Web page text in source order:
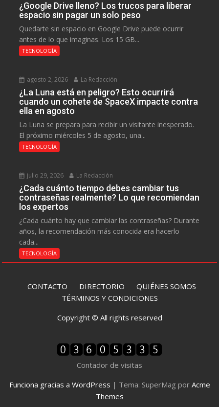
¿Google Drive lleno? Los trucos para liberar
espacio sin pagar un solo peso
Quedarte sin espacio en Google Drive puede ocurrir
antes de lo que imaginas. Los 15 GB...
TECNOLOGÍA
agosto 2, 2026 La Redacción
¿La Luna está en peligro? Esto ocurrirá
cuando un cohete de SpaceX impacte contra
ella en agosto
La Luna se prepara para recibir un visitante inesperado.
El próximo miércoles 5 de agosto, una...
TECNOLOGÍA
julio 29, 2026 La Redacción
¿Cada cuánto tiempo debes cambiar tus
contraseñas realmente? Lo que recomiendan
los expertos
¿Cada cuánto hay que cambiar las contraseñas? Durante
años, la recomendación más conocida era hacerlo
cada...
TECNOLOGÍA
CONTACTO DIRECTORIO QUIÉNES SOMOS
TÉRMINOS Y CONDICIONES
Copyright © All rights reserved
Contador de visitas
Funciona gracias a WordPress | Tema: SuperMag por Acme
Themes